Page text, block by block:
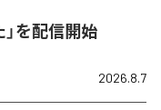
を配信開始
2026.8.7